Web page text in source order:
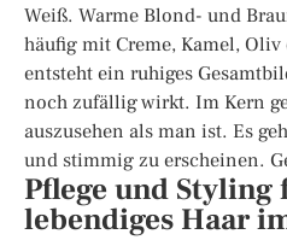
Weiß. Warme Blond- und
häufig mit Creme, Kamel, Oliv
entsteht ein ruhiges
noch zufällig wirkt. Im Kern
auszusehen als man ist. Es
und stimmig zu erscheinen.
Pflege und Styling
lebendiges Haar